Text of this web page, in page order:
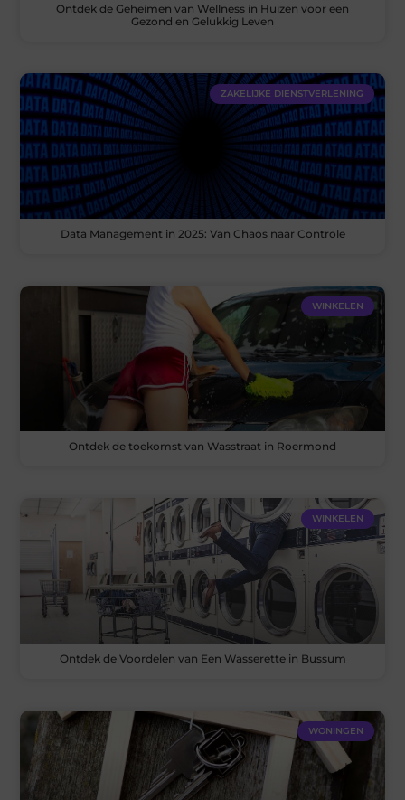
Ontdek de Geheimen van Wellness in Huizen voor een
Gezond en Gelukkig Leven
ZAKELIJKE DIENSTVERLENING
Data Management in 2025: Van Chaos naar Controle
WINKELEN
Ontdek de toekomst van Wasstraat in Roermond
WINKELEN
Ontdek de Voordelen van Een Wasserette in Bussum
WONINGEN